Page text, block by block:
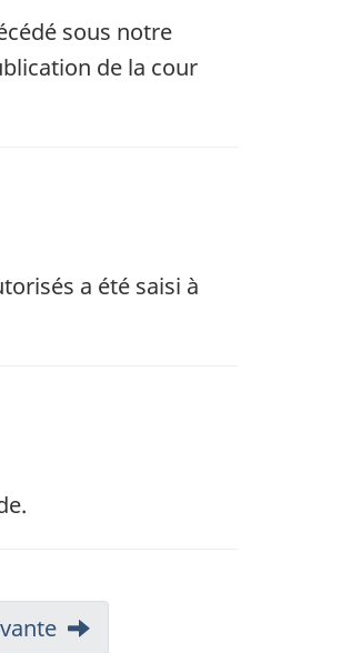
sous notre
de la cour
a été saisi à